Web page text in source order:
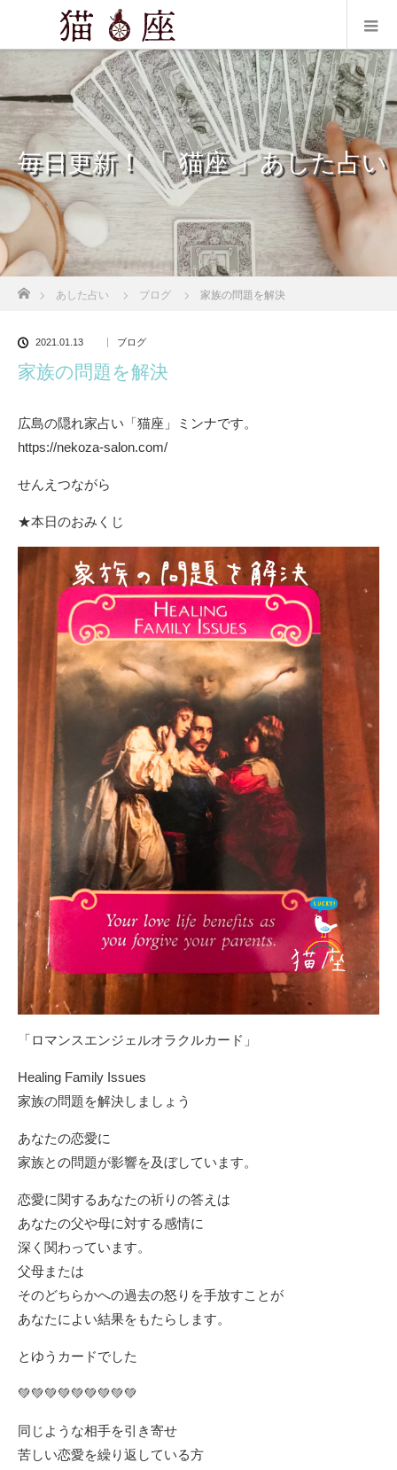
毎日更新！ 「 猫座 」あした占い
ホーム
あした占い ブログ 家族の問題を解決
2021.01.13 ブログ
家族の問題を解決
広島の隠れ家占い「猫座」ミンナです。
https://nekoza-salon.com/
せんえつながら
★本日のおみくじ
「ロマンスエンジェルオラクルカード」
Healing Family Issues
家族の問題を解決しましょう
あなたの恋愛に
家族との問題が影響を及ぼしています。
恋愛に関するあなたの祈りの答えは
あなたの父や母に対する感情に
深く関わっています。
父母または
そのどちらかへの過去の怒りを手放すことが
あなたによい結果をもたらします。
とゆうカードでした
💚💚💚💚💚💚💚💚💚
同じような相手を引き寄せ
苦しい恋愛を繰り返している方